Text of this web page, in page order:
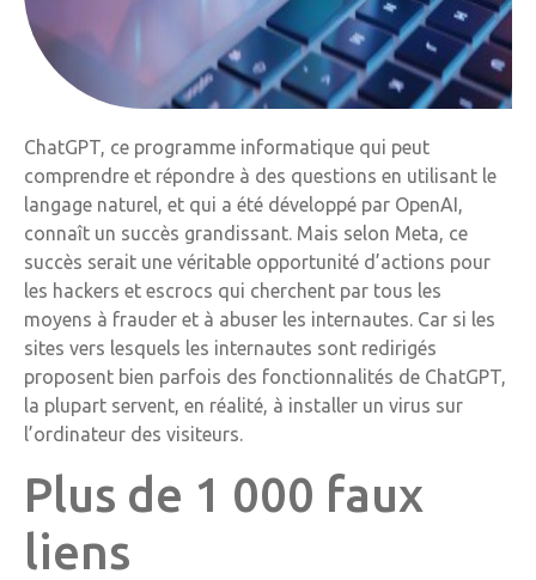
ChatGPT, ce programme informatique qui peut
comprendre et répondre à des questions en utilisant le
langage naturel, et qui a été développé par OpenAI,
connaît un succès grandissant. Mais selon Meta, ce
succès serait une véritable opportunité d’actions pour
les hackers et escrocs qui cherchent par tous les
moyens à frauder et à abuser les internautes. Car si les
sites vers lesquels les internautes sont redirigés
proposent bien parfois des fonctionnalités de ChatGPT,
la plupart servent, en réalité, à installer un virus sur
l’ordinateur des visiteurs.
Plus de 1 000 faux
liens